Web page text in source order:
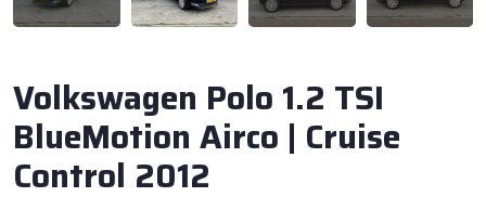
Volkswagen Polo 1.2 TSI
BlueMotion Airco | Cruise
Control 2012